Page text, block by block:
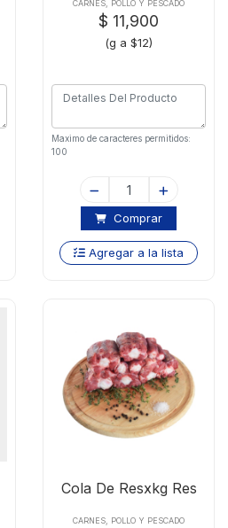
CARNES, POLLO Y PESCADO
$ 11,900
(g a $12)
Maximo de caracteres permitidos:
100
Comprar
Agregar a la lista
Cola De Resxkg Res
CARNES, POLLO Y PESCADO